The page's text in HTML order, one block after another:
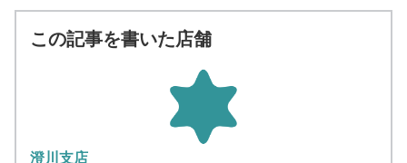
この記事を書いた店舗
澄川支店